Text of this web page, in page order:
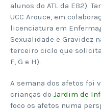
alunos do ATL da EB2).
UCC Arouce, em
licenciatura em
Sexualidade e Gravidez
terceiro ciclo que
F, G e H).
A semana dos afetos foi
crianças do Jardim de
foco os afetos numa